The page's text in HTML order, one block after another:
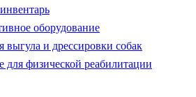
оборудование
и дрессировки собак
для физической реабилитации